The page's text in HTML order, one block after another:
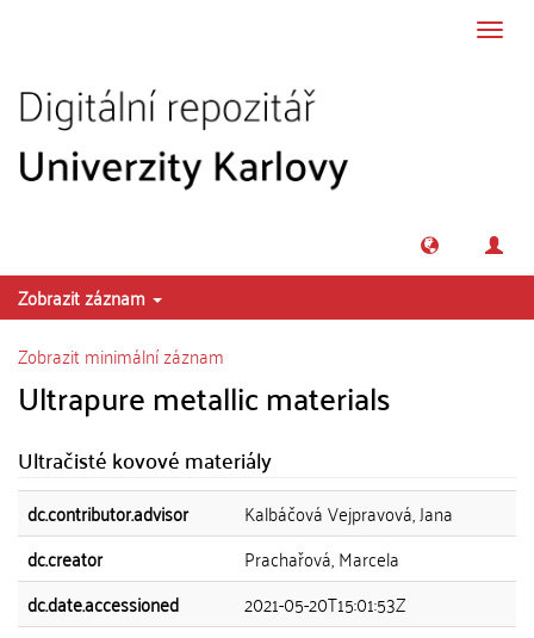
Zobrazit záznam
Zobrazit minimální záznam
Ultrapure metallic materials
Ultračisté kovové materiály
dc.contributor.advisor
Kalbáčová Vejpravová, Jana
dc.creator
Prachařová, Marcela
dc.date.accessioned
2021-05-20T15:01:53Z